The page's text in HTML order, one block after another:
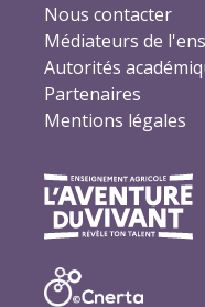
Nous contacter
Médiateurs de
Autorités
Partenaires
Mentions légales